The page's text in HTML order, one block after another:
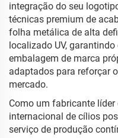
integração do seu
técnicas premium de
folha metálica de alta
localizado UV,
embalagem de marca
adaptados para reforçar
mercado.
Como um fabricante
internacional de cílios
serviço de produção